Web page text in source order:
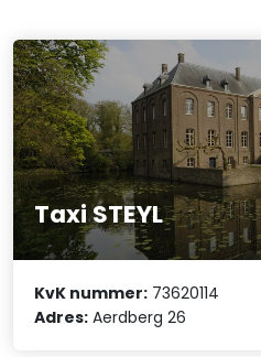
Taxi STEYL
KvK nummer: 73620114
Adres: Aerdberg 26